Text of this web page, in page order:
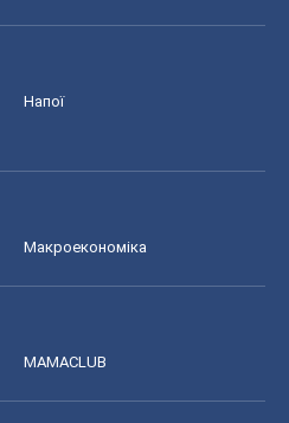
Напої
Макроекономіка
MAMACLUB